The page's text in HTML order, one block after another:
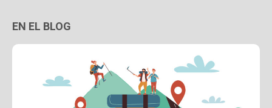
EN EL BLOG